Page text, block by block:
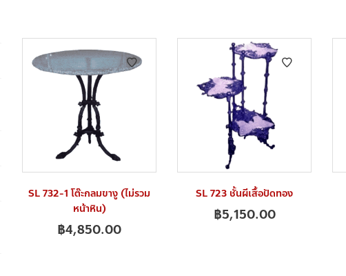
SL 732-1 โต๊ะกลมขางู (ไม่รวม
หน้าหิน)
฿4,850.00
SL 723 ชั้นผีเสื้อปัดทอง
฿5,150.00